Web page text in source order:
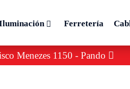
Ferretería
Menezes 1150 - Pando